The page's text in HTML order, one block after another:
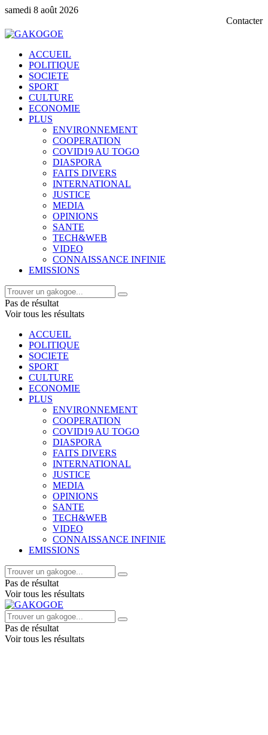
samedi 8 août 2026
Contacter notre service
ACCUEIL
POLITIQUE
SOCIETE
SPORT
CULTURE
ECONOMIE
PLUS
ENVIRONNEMENT
COOPERATION
COVID19 AU TOGO
DIASPORA
FAITS DIVERS
INTERNATIONAL
JUSTICE
MEDIA
OPINIONS
SANTE
TECH&WEB
VIDEO
CONNAISSANCE INFINIE
EMISSIONS
Pas de résultat
Voir tous les résultats
ACCUEIL
POLITIQUE
SOCIETE
SPORT
CULTURE
ECONOMIE
PLUS
ENVIRONNEMENT
COOPERATION
COVID19 AU TOGO
DIASPORA
FAITS DIVERS
INTERNATIONAL
JUSTICE
MEDIA
OPINIONS
SANTE
TECH&WEB
VIDEO
CONNAISSANCE INFINIE
EMISSIONS
Pas de résultat
Voir tous les résultats
Pas de résultat
Voir tous les résultats